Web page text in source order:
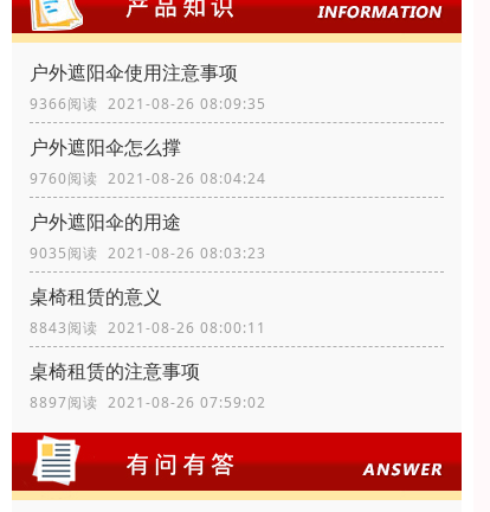
户外遮阳伞使用注意事项
9366阅读 2021-08-26 08:09:35
户外遮阳伞怎么撑
9760阅读 2021-08-26 08:04:24
户外遮阳伞的用途
9035阅读 2021-08-26 08:03:23
桌椅租赁的意义
8843阅读 2021-08-26 08:00:11
桌椅租赁的注意事项
8897阅读 2021-08-26 07:59:02